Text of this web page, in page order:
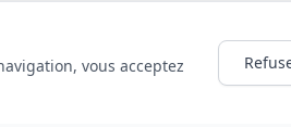
vous acceptez